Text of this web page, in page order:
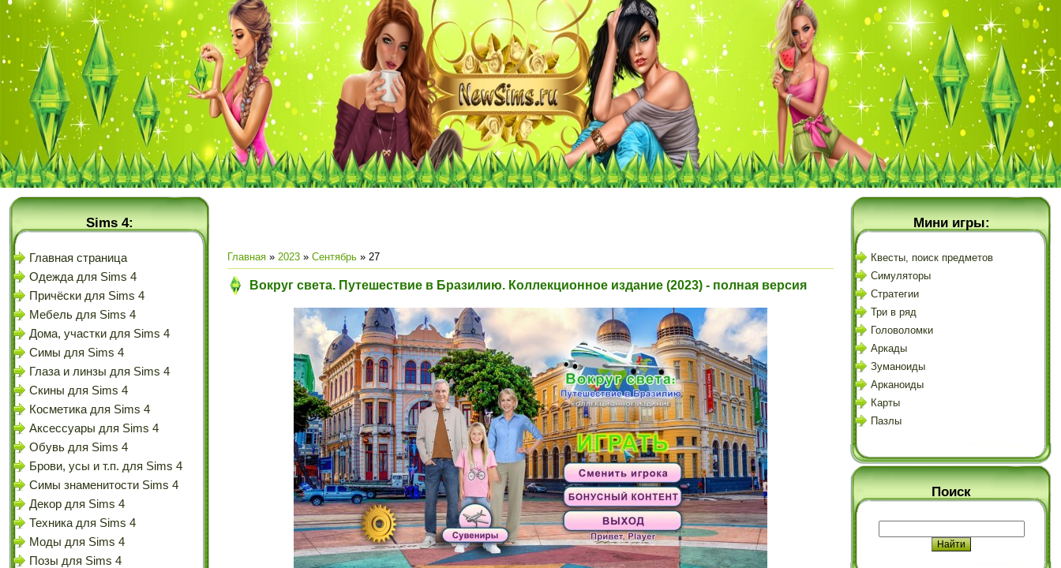
Sims 4:
Главная страница
Одежда для Sims 4
Причёски для Sims 4
Мебель для Sims 4
Дома, участки для Sims 4
Симы для Sims 4
Глаза и линзы для Sims 4
Скины для Sims 4
Косметика для Sims 4
Аксессуары для Sims 4
Обувь для Sims 4
Брови, усы и т.п. для Sims 4
Симы знаменитости Sims 4
Декор для Sims 4
Техника для Sims 4
Моды для Sims 4
Позы для Sims 4
Главная » 2023 » Сентябрь » 27
Вокруг света. Путешествие в Бразилию. Коллекционное издание (2023) - полная версия
Мини игры:
Квесты, поиск предметов
Симуляторы
Стратегии
Три в ряд
Головоломки
Аркады
Зуманоиды
Арканоиды
Карты
Пазлы
Поиск